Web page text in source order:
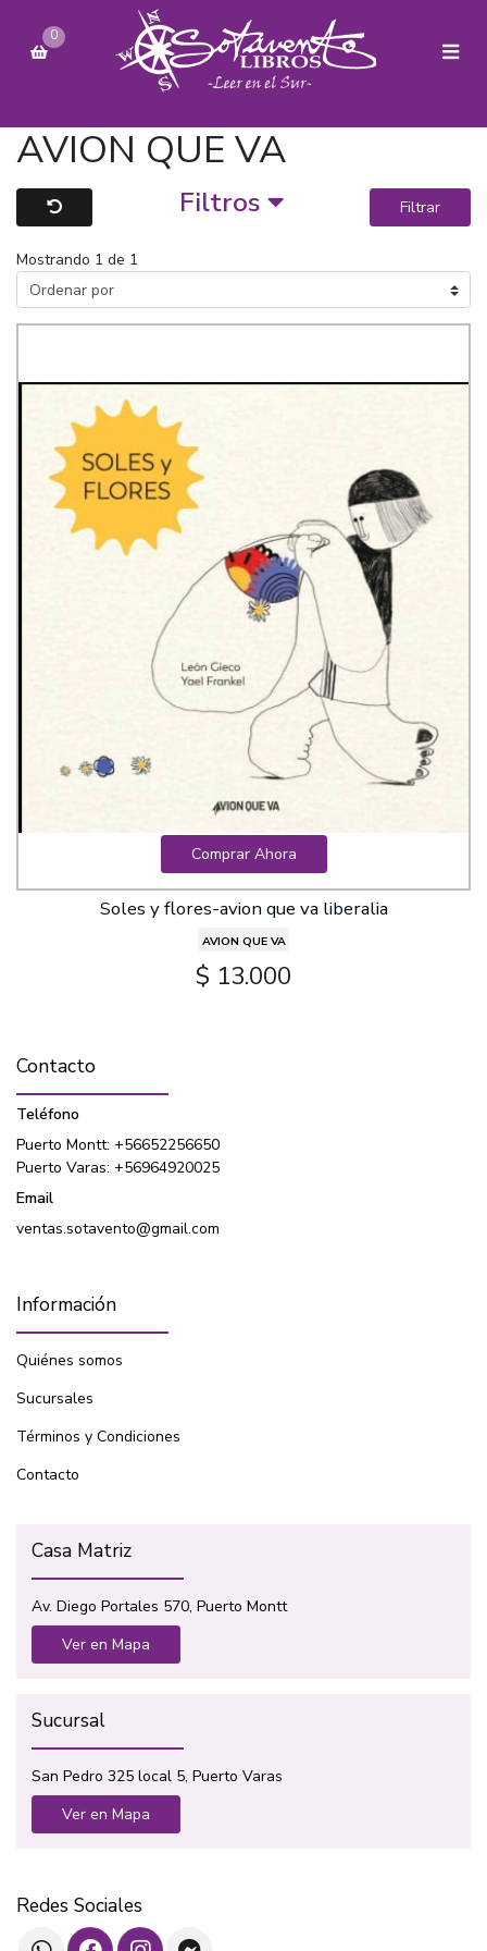
0
AVION QUE VA
Filtros Filtrar
Mostrando 1 de 1
Comprar Ahora
Soles y flores-avion que va liberalia
AVION QUE VA
$ 13.000
Contacto
Teléfono
Puerto Montt: +56652256650
Puerto Varas: +56964920025
Email
ventas.sotavento@gmail.com
Información
Quiénes somos
Sucursales
Términos y Condiciones
Contacto
Casa Matriz
Av. Diego Portales 570, Puerto Montt
Ver en Mapa
Sucursal
San Pedro 325 local 5, Puerto Varas
Ver en Mapa
Redes Sociales